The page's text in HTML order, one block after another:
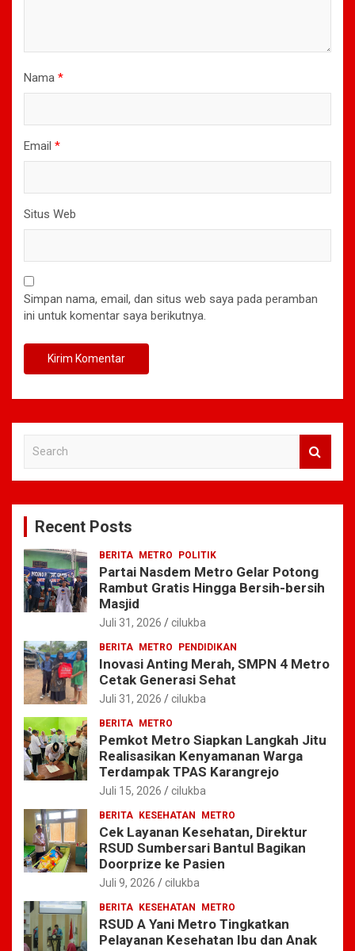
Nama *
Email *
Situs Web
Simpan nama, email, dan situs web saya pada peramban
ini untuk komentar saya berikutnya.
c
Recent Posts
BERITA METRO POLITIK
Partai Nasdem Metro Gelar Potong
Rambut Gratis Hingga Bersih-bersih
Masjid
Juli 31, 2026 cilukba
BERITA METRO PENDIDIKAN
Inovasi Anting Merah, SMPN 4 Metro
Cetak Generasi Sehat
Juli 31, 2026 cilukba
BERITA METRO
Pemkot Metro Siapkan Langkah Jitu
Realisasikan Kenyamanan Warga
Terdampak TPAS Karangrejo
Juli 15, 2026 cilukba
BERITA KESEHATAN METRO
Cek Layanan Kesehatan, Direktur
RSUD Sumbersari Bantul Bagikan
Doorprize ke Pasien
Juli 9, 2026 cilukba
BERITA KESEHATAN METRO
RSUD A Yani Metro Tingkatkan
Pelayanan Kesehatan Ibu dan Anak